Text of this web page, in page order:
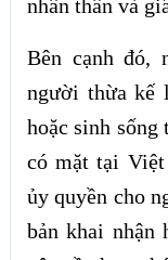
nhân thân và
Bên cạnh đó,
người thừa kế
hoặc sinh
có mặt tại
ủy quyền cho
bản khai nhận